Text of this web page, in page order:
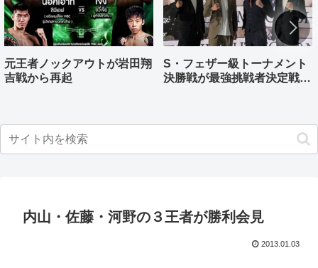
元王者ノックアウトが岩田翔
吉戦から再起
S・フェザー級トーナメント
決勝戦が最強挑戦者決定戦兼
内山・佐藤・河野の３王者が勝利会見
2013.01.03